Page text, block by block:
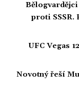
proti SSSR.
UFC Vegas
Novotný řeší